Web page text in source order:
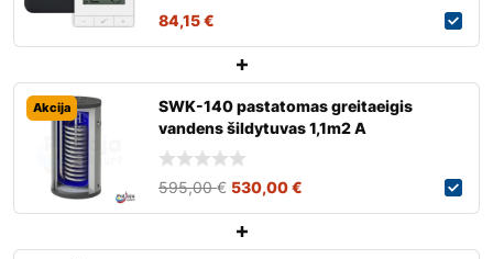
84,15€
Akcija
SWK-140 pastatomas greitaeigis
vandens šildytuvas 1,1m2 A
595,00€ 530,00€